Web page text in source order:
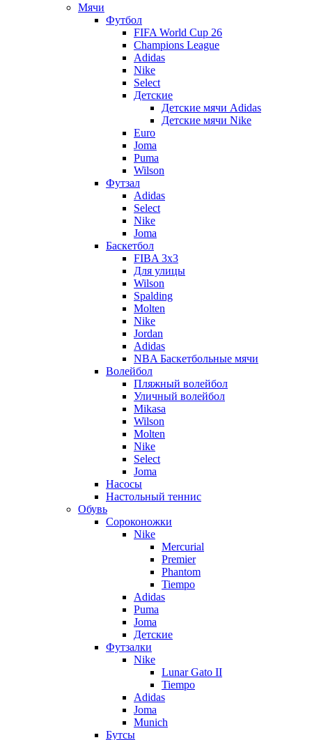
Мячи
Футбол
FIFA World Cup 26
Champions League
Adidas
Nike
Select
Детские
Детские мячи Adidas
Детские мячи Nike
Euro
Joma
Puma
Wilson
Футзал
Adidas
Select
Nike
Joma
Баскетбол
FIBA 3x3
Для улицы
Wilson
Spalding
Molten
Nike
Jordan
Adidas
NBA Баскетбольные мячи
Волейбол
Пляжный волейбол
Уличный волейбол
Mikasa
Wilson
Molten
Nike
Select
Joma
Насосы
Настольный теннис
Обувь
Сороконожки
Nike
Mercurial
Premier
Phantom
Tiempo
Adidas
Puma
Joma
Детские
Футзалки
Nike
Lunar Gato II
Tiempo
Adidas
Joma
Munich
Бутсы